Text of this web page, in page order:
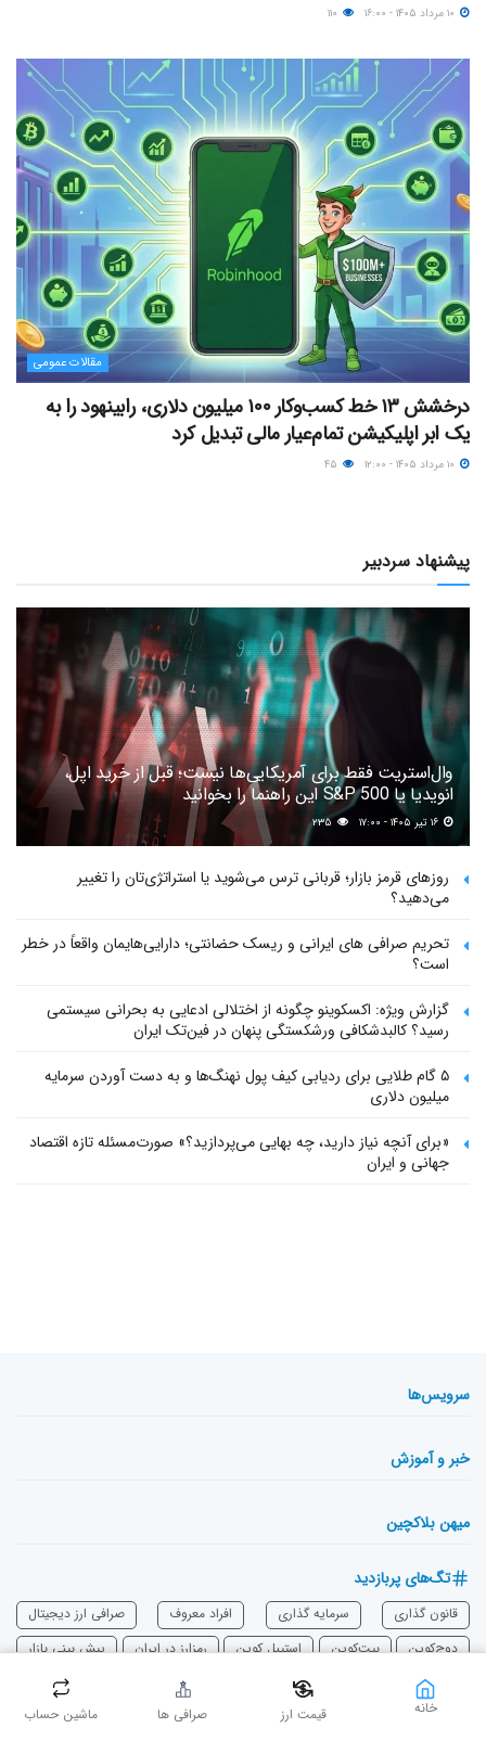
مقالات عمومی
درخشش ۱۳ خط کسب‌وکار ۱۰۰ میلیون دلاری، رابینهود را به
یک ابر اپلیکیشن تمام‌عیار مالی تبدیل کرد
پیشنهاد سردبیر
وال‌استریت فقط برای آمریکایی‌ها نیست؛ قبل از خرید اپل،
انویدیا یا S&P 500 این راهنما را بخوانید
۲۳۵
روزهای قرمز بازار؛ قربانی ترس می‌شوید یا استراتژی‌تان را تغییر
می‌دهید؟
تحریم صرافی های ایرانی و ریسک حضانتی؛ دارایی‌هایمان واقعاً در خطر
است؟
گزارش ویژه: اکسکوینو چگونه از اختلالی ادعایی به بحرانی سیستمی
رسید؟ کالبدشکافی ورشکستگی پنهان در فین‌تک ایران
۵ گام طلایی برای ردیابی کیف پول‌ نهنگ‌ها و به دست آوردن سرمایه
میلیون دلاری
«برای آنچه نیاز دارید، چه بهایی می‌پردازید؟» صورت‌مسئله تازه اقتصاد
جهانی و ایران
خانه قیمت ارز صرافی ها ماشین حساب
سرویس‌ها
خبر و آموزش
میهن بلاکچین
تگ‌های پربازدید
قانون گذاری سرمایه‌ گذاری افراد معروف
صرافی ارز دیجیتال
دوج‌کوین
بیت‌کوین استیبل کوین رمزارز در ایران
پیش بینی بازار
تکنولوژی بلاک چین
اتریوم هک و کلاهبرداری